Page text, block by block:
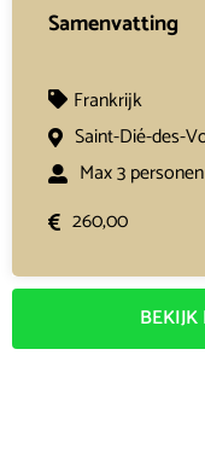
Samenvatting
Frankrijk
Saint-Dié-des-
Max 3 personen
260,00